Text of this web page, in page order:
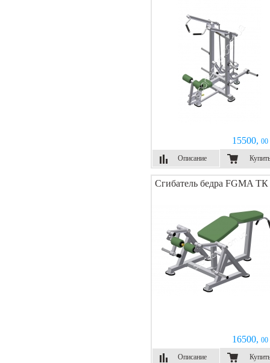
15500, 00
Описание
Купить
Сгибатель бедра FGMA ТК
16500, 00
Описание
Купить